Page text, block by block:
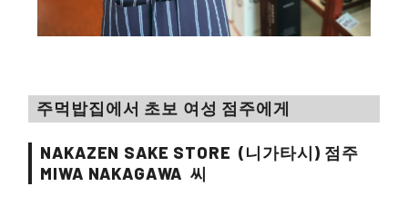
주먹밥집에서 초보 여성 점주에게
NAKAZEN SAKE STORE (니가타시) 점주
MIWA NAKAGAWA 씨